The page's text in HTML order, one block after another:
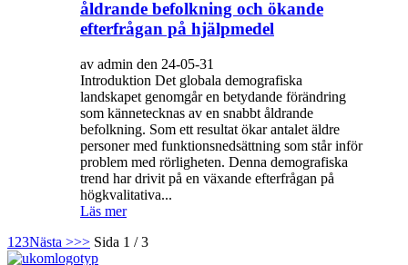
åldrande befolkning och ökande
efterfrågan på hjälpmedel
av admin den 24-05-31
Introduktion Det globala demografiska
landskapet genomgår en betydande förändring
som kännetecknas av en snabbt åldrande
befolkning. Som ett resultat ökar antalet äldre
personer med funktionsnedsättning som står inför
problem med rörligheten. Denna demografiska
trend har drivit på en växande efterfrågan på
högkvalitativa...
Läs mer
1 23Nästa >>> Sida 1 / 3